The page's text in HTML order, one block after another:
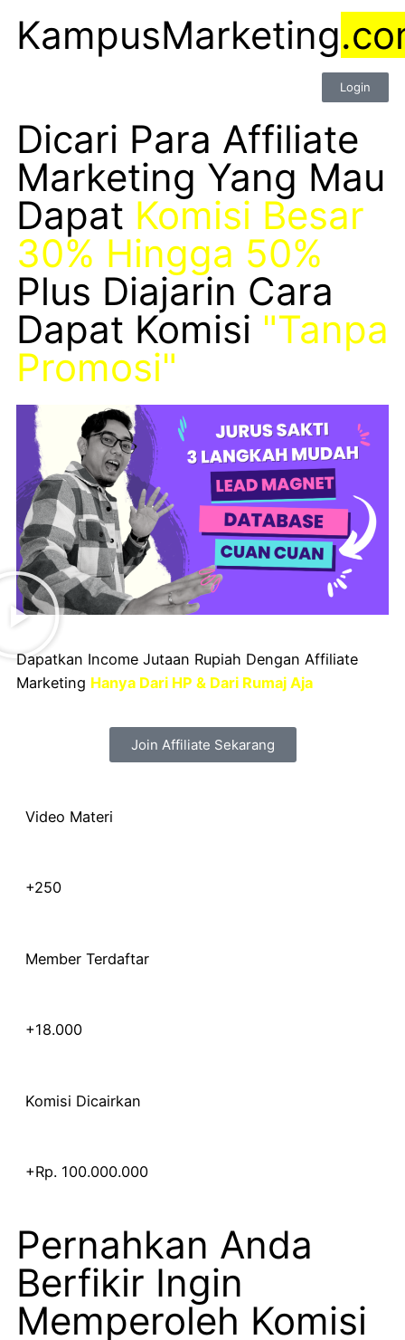
KampusMarketing
Login
Dicari Para Affiliate
Marketing Yang Mau
Dapat Komisi Besar
30% Hingga 50%
Plus Diajarin Cara
Dapat Komisi "Tanpa
Promosi"
Dapatkan Income Jutaan Rupiah Dengan Affiliate
Marketing Hanya Dari HP & Dari Rumaj Aja
Join Affiliate Sekarang
Video Materi
+250
Member Terdaftar
+18.000
Komisi Dicairkan
+Rp. 100.000.000
Pernahkan Anda
Berfikir Ingin
Memperoleh Komisi